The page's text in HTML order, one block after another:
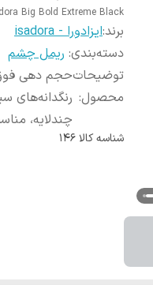
Big Bold Extreme Black
برند:ایزادورا - isadora
دسته‌بندی: ریمل چشم
توضیحات
محصول: رنگدانه‌های
چندلایه،
شناسه کالا146